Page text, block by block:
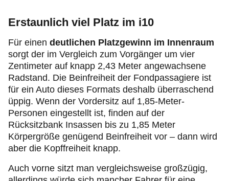
Erstaunlich viel Platz im i10
Für einen deutlichen Platzgewinn im Innenraum
sorgt der im Vergleich zum Vorgänger um vier
Zentimeter auf knapp 2,43 Meter angewachsene
Radstand. Die Beinfreiheit der Fondpassagiere ist
für ein Auto dieses Formats deshalb überraschend
üppig. Wenn der Vordersitz auf 1,85-Meter-
Personen eingestellt ist, finden auf der
Rücksitzbank Insassen bis zu 1,85 Meter
Körpergröße genügend Beinfreiheit vor – dann wird
aber die Kopffreiheit knapp.
Auch vorne sitzt man vergleichsweise großzügig,